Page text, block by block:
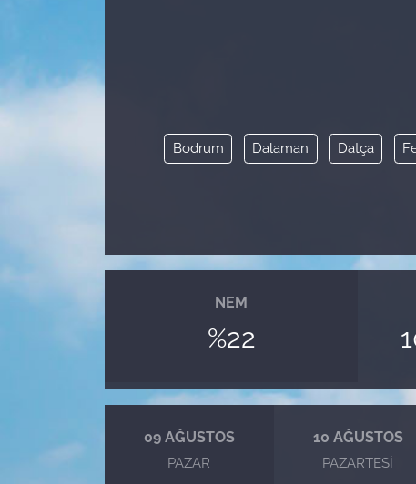
Bodrum Dalaman Datça
NEM
%22
09 AĞUSTOS
PAZAR
10 AĞUSTOS
PAZARTESI